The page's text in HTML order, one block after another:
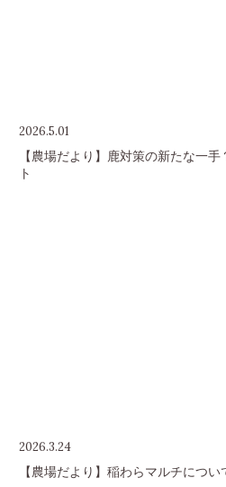
2026.5.01
【農場だより】鹿対策の新たな一
ト
2026.3.24
【農場だより】稲わらマルチについ